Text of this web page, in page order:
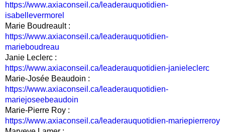
https://www.axiaconseil.ca/leaderauquotidien-
isabellevermorel
Marie Boudreault :
https://www.axiaconseil.ca/leaderauquotidien-
marieboudreau
Janie Leclerc :
https://www.axiaconseil.ca/leaderauquotidien-janieleclerc
Marie-Josée Beaudoin :
https://www.axiaconseil.ca/leaderauquotidien-
mariejoseebeaudoin
Marie-Pierre Roy :
https://www.axiaconseil.ca/leaderauquotidien-mariepierreroy